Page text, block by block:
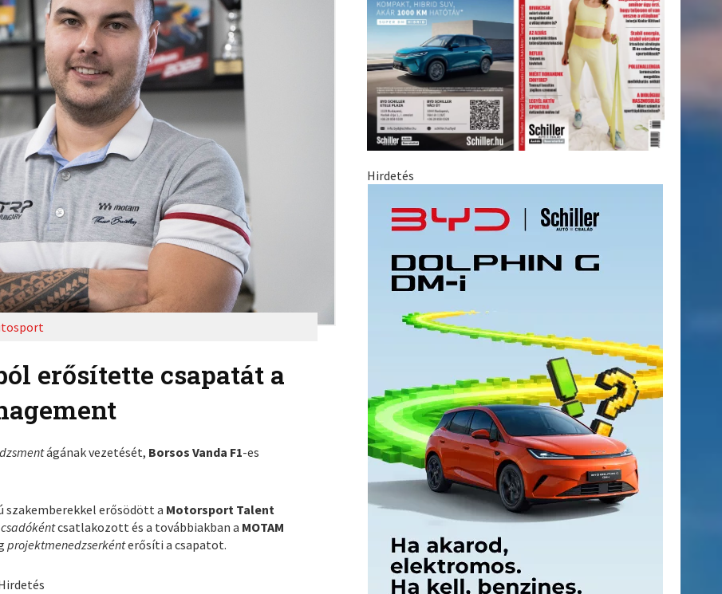
erősítette csapatát a
ágának vezetését, Borsos Vanda F1-es
erősödött a Motorsport Talent
csatlakozott és a továbbiakban a MOTAM
projektmenedzserkénterősíti a csapatot.
Hirdetés